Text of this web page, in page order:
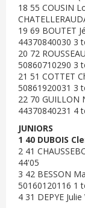
18 55 COUSIN
19 69 BOUTET
44370840030 3
20 72
50860710290 3
21 51 COTTET
50861920031 3
22 70 GUILLON
44370840231 4
JUNIORS
1 40 DUBOIS
2 41
44'05
3 42 BESSON
50160120116 1
4 31 DEPYE